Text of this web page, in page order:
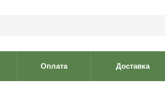
Оплата Доставка